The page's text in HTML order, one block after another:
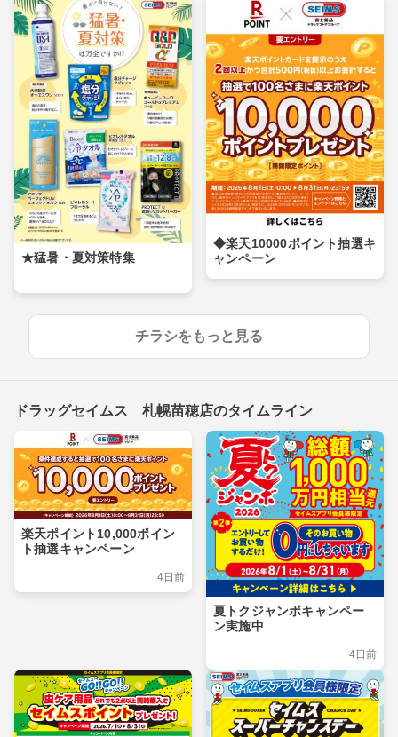
★猛暑・夏対策特集
◆楽天10000ポイント抽選キ
ャンペーン
チラシをもっと見る
ドラッグセイムス 札幌苗穂店のタイムライン
楽天ポイント10,000ポイン
ト抽選キャンペーン
4日前
夏トクジャンボキャンペー
ン実施中
4日前